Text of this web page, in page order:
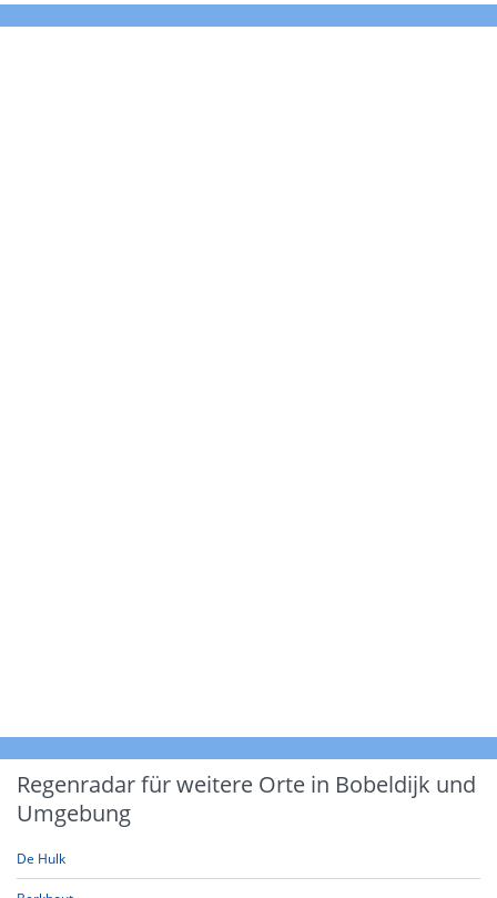
Regenradar für weitere Orte in Bobeldijk und
Umgebung
De Hulk